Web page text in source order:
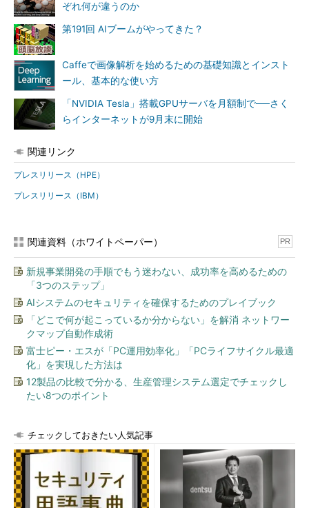
他の2つの新モデル「IBM Power System S821LC」と「IBM
Power System S822LC for Big Data」も、GPUコンピューティ
ング技術を活用してシステムパフォーマンスを向上させることが
できる。「NVIDIA Tesla K80 GPU」をPCIe接続で装着可能だ。
IBMは、これら3モデルの価格性能比の高さを強調しており、
HPC環境を望む企業やクラウドサービスプロバイダーはこれらの
新製品によって、データセンタースプロール（サーバの無秩序な
増殖）対策とコスト削減を同時に図れると述べている。
新Power LCサーバのオンライン最小構成価格は5999ドル（約
61万9000円）から。Power System S821LCとPower System
S822LC for Big Dataは既に販売を開始、Power System S822LC
ぞれ何が違うのか
第191回 AIブームがやってきた？
Caffeで画像解析を始めるための基礎知識とインスト
ール、基本的な使い方
「NVIDIA Tesla」搭載GPUサーバを月額制で──さく
らインターネットが9月末に開始
関連リンク
プレスリリース（HPE）
プレスリリース（IBM）
関連資料（ホワイトペーパー） PR
新規事業開発の手順でもう迷わない、成功率を高めるための
「3つのステップ」
AIシステムのセキュリティを確保するためのプレイブック
「どこで何が起こっているか分からない」を解消 ネットワー
クマップ自動作成術
富士ピー・エスが「PC運用効率化」「PCライフサイクル最適
化」を実現した方法は
12製品の比較で分かる、生産管理システム選定でチェックし
たい8つのポイント
チェックしておきたい人気記事